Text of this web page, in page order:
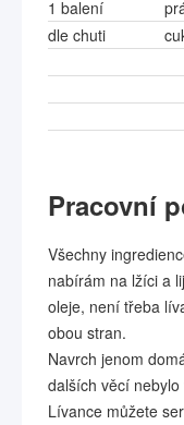
1 balení
dle chuti
Pracovní
Všechny
nabírám na lžíci a
oleje, není třeba
obou stran.
Navrch jenom
dalších věcí
Lívance můžete